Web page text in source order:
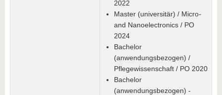
2022
Master (universitär) / Micro-
and Nanoelectronics / PO
2024
Bachelor
(anwendungsbezogen) /
Pflegewissenschaft / PO 2020
Bachelor
(anwendungsbezogen) -